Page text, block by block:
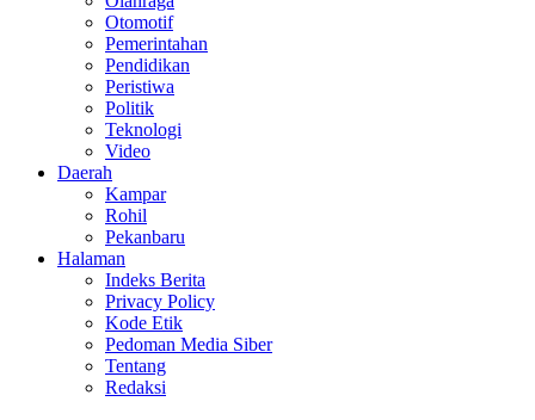
Otomotif
Pemerintahan
Pendidikan
Peristiwa
Politik
Teknologi
Video
Daerah
Kampar
Rohil
Pekanbaru
Halaman
Indeks Berita
Privacy Policy
Kode Etik
Pedoman Media Siber
Tentang
Redaksi